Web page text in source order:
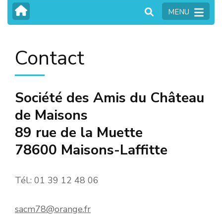
MENU
Contact
Société des Amis du Château
de Maisons
89 rue de la Muette
78600 Maisons-Laffitte
Tél.: 01 39 12 48 06
sacm78@orange.fr